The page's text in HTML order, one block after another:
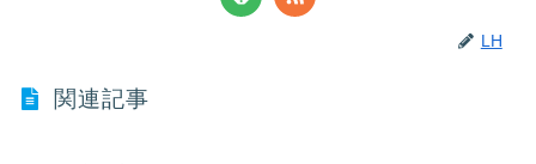
LH
関連記事